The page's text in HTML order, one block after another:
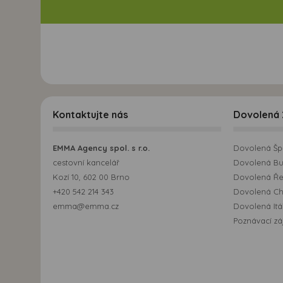
Kontaktujte nás
EMMA Agency spol. s r.o.
cestovní kancelář
Kozí 10, 602 00 Brno
+420 542 214 343
emma@emma.cz
Dovolená
Dovolená
Dovolená
Dovolená
Dovolená
Dovolená
Poznávací